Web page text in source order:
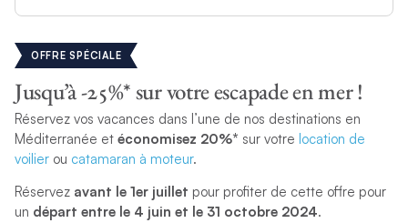
OFFRE SPÉCIALE
Jusqu’à -25%* sur votre escapade en mer !
Réservez vos vacances dans l’une de nos destinations en
Méditerranée et économisez 20%* sur votre location de
voilierou catamaran à moteur.
Réservez avant le 1er juillet pour profiter de cette offre pour
un départ entre le 4 juin et le 31 octobre 2024.